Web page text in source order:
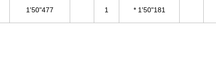
1'50"477 1 * 1'50"181